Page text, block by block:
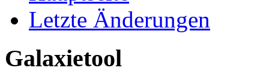
Letzte Änderungen
Galaxietool